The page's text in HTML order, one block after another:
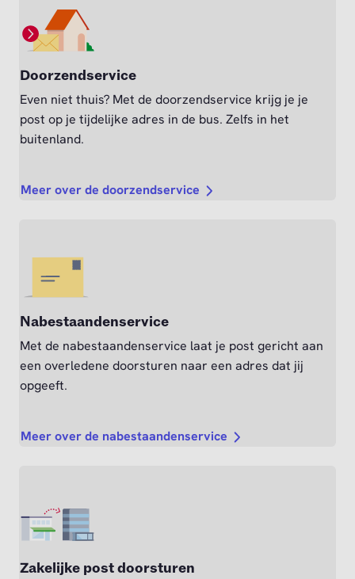
Doorzendservice
Even niet thuis? Met de doorzendservice krijg je je
post op je tijdelijke adres in de bus. Zelfs in het
buitenland.
Meer over de doorzendservice
Nabestaandenservice
Met de nabestaandenservice laat je post gericht aan
een overledene doorsturen naar een adres dat jij
opgeeft.
Meer over de nabestaandenservice
Zakelijke post doorsturen